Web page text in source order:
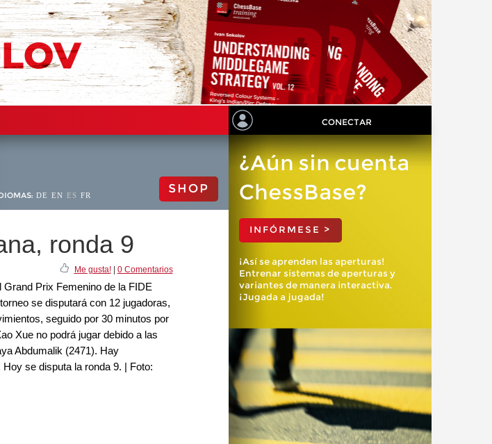
CONECTAR
DE EN ES FR SHOP
ronda 9
Me gusta!| 0 Comentarios
Prix Femenino de la FIDE
se disputará con 12 jugadoras,
seguido por 30 minutos por
Xue no podrá jugar debido a las
Abdumalik (2471). Hay
se disputa la ronda 9. | Foto:
¿Aún sin cuenta
ChessBase?
INFÓRMESE >
¡Así se aprenden las aperturas!
Entrenar sistemas de aperturas y
variantes de manera interactiva.
¡Jugada a jugada!